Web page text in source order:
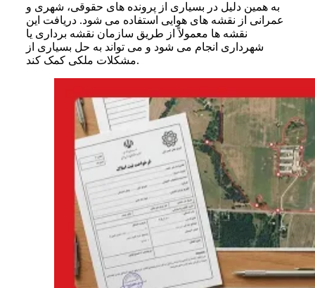
به همین دلیل در بسیاری از پرونده‌ های حقوقی، شهری و
عمرانی از نقشه‌ های هوایی استفاده می‌ شود. دریافت این
نقشه‌ ها معمولاً از طریق سازمان نقشه‌ برداری یا
شهرداری انجام می‌ شود و می‌ تواند به حل بسیاری از
مشکلات ملکی کمک کند.